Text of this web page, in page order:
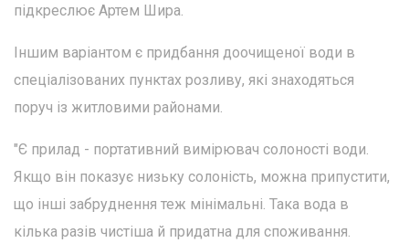
підкреслює Артем Шира.
Іншим варіантом є придбання доочищеної води в
спеціалізованих пунктах розливу, які знаходяться
поруч із житловими районами.
"Є прилад - портативний вимірювач солоності води.
Якщо він показує низьку солоність, можна припустити,
що інші забруднення теж мінімальні. Така вода в
кілька разів чистіша й придатна для споживання.